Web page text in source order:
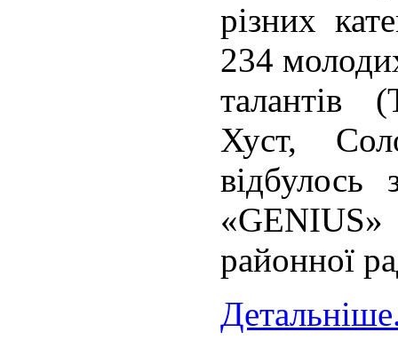
різних
234
талантів
Хуст,
відбулось
«GENIUS»
районної